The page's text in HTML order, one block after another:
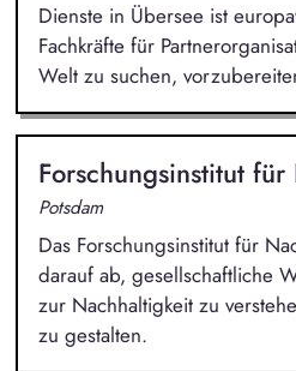
Dienste in Übersee ist
Fachkräfte für
Welt zu suchen,
Forschungsinstitut
Potsdam
Das Forschungsinstitut für
darauf ab, gesellschaftliche
zur Nachhaltigkeit zu
zu gestalten.